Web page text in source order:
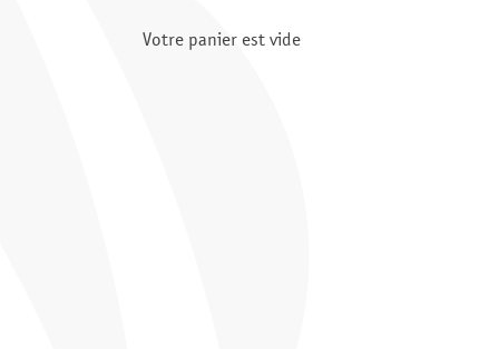
Votre panier est vide